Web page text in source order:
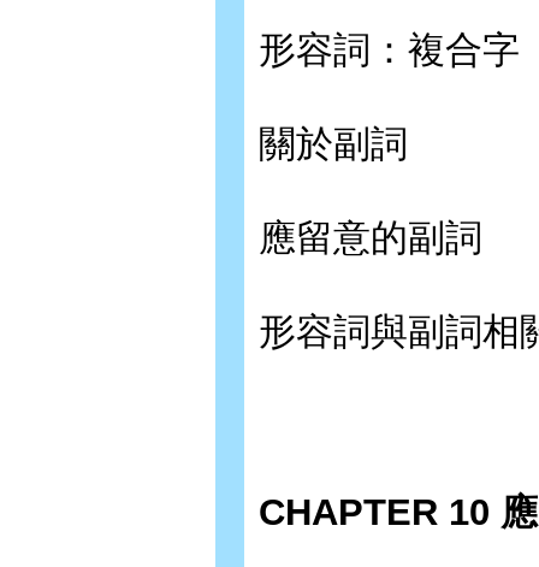
形容詞：複合字
關於副詞
應留意的副詞
形容詞與副詞相
CHAPTER 10